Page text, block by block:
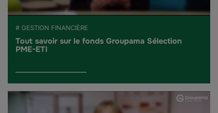
# GESTION FINANCIÈRE
Tout savoir sur le fonds Groupama Sélection
PME-ETI